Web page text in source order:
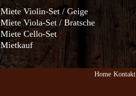
Miete Violin-Set / Geige
Miete Viola-Set / Bratsche
Miete Cello-Set
Mietkauf
Home Kontakt